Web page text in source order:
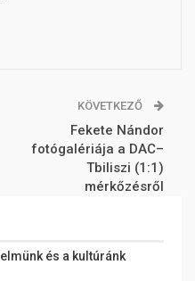
KÖVETKEZŐ
Fekete Nándor
fotógalériája a DAC–
Tbiliszi (1:1)
mérkőzésről
és a kultúránk